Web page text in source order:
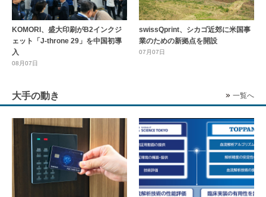
KOMORI、盛大印刷がB2インクジ
ェット「J-throne 29」を中国初導
入
08月07日
swissQprint、シカゴ近郊に⽶国事
業のための新拠点を開設
07月07日
大手の動き 一覧へ